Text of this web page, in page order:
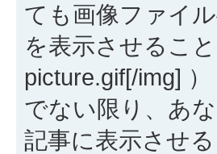
ても画像ファイ
を表示させるこ
picture.gif[/img]
でない限り、あ
記事に表示させ